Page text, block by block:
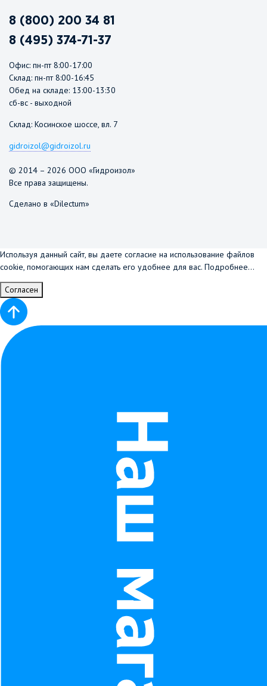
8 (800) 200 34 81
8 (495) 374-71-37
Офис: пн-пт 8:00-17:00
Склад: пн-пт 8:00-16:45
Обед на складе: 13:00-13:30
сб-вс - выходной
Склад: Косинское шоссе, вл. 7
gidroizol@gidroizol.ru
© 2014 – 2026 ООО «Гидроизол»
Все права защищены.
Сделано в «Dilectum»
Используя данный сайт, вы даете согласие на использование файлов
cookie, помогающих нам сделать его удобнее для вас. Подробнее...
Согласен